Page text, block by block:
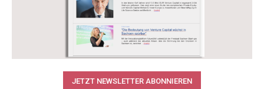
JETZT NEWSLETTER ABONNIEREN